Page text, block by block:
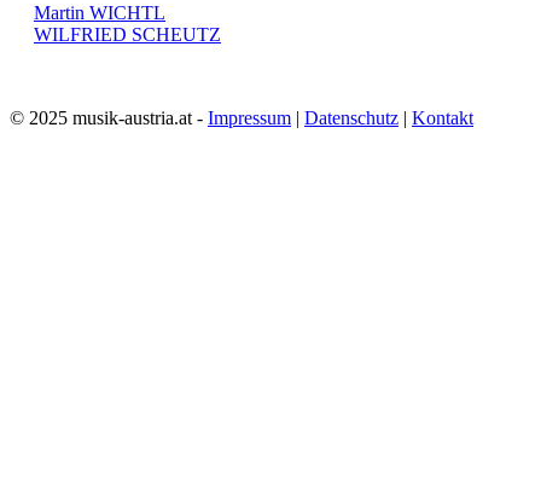
Martin WICHTL
WILFRIED SCHEUTZ
© 2025 musik-austria.at - Impressum | Datenschutz | Kontakt